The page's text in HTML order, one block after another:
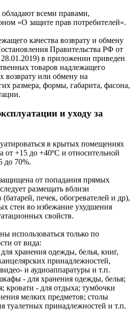
всеми правами,
«О защите прав потребителей».
качества возврату и обмену
Правительства РФ от
в приложении приведен
товаров надлежащего
возврату или обмену на
размера, формы, габарита, фасона,
и уходу за
в крытых помещениях
от +15 до +40ºС и относительной
до 70%.
от попадания прямых
размещать вблизи
печек, обогревателей и др),
стен во избежание ухудшения
свойств.
использоваться только по
от вида:
хранения одежды, белья, книг,
принадлежностей,
и аудиоаппаратуры и т.п.
- для хранения одежды, белья;
кровати - для отдыха; тумбочки
мелких предметов; столы
туалетных принадлежностей и т.п.